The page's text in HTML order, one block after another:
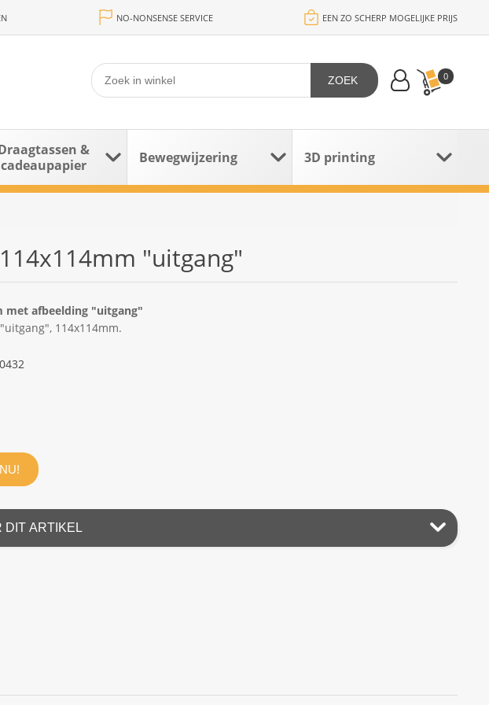
NO-NONSENSE SERVICE EEN ZO SCHERP MOGELIJKE PRIJS
0
ZOEK
&
cadeaupapier
Bewegwijzering 3D printing
"uitgang"
met afbeelding "uitgang"
114x114mm.
DIT ARTIKEL